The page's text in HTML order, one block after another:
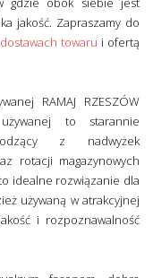
jakość. Zapraszamy do
towaru i ofertą
RAMAJ RZESZÓW
to starannie
z nadwyżek
rotacji magazynowych
idealne rozwiązanie dla
używaną w atrakcyjnej
i rozpoznawalność